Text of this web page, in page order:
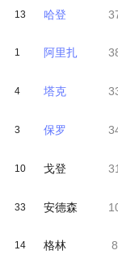
13 哈登
1 阿里扎
4 塔克
3 保罗
10 戈登
33 安德森
14 格林